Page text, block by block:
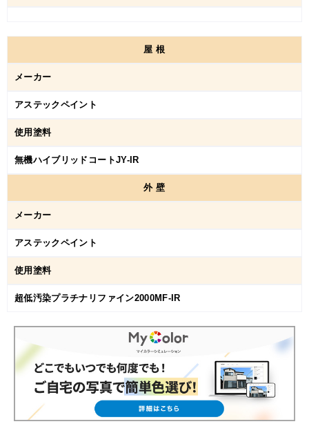
屋根
メーカー
アステックペイント
使用塗料
無機ハイブリッドコートJY-IR
外壁
メーカー
アステックペイント
使用塗料
超低汚染プラチナリファイン2000MF-IR